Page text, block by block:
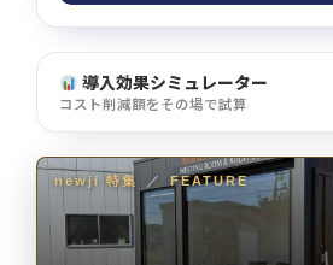
導入効果シミュレーター
コスト削減額をその場で試算
newji 特集 ／ FEATURE